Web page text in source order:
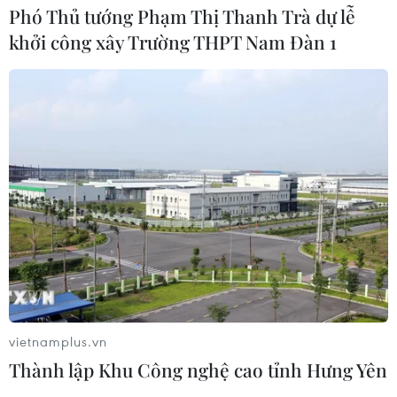
Liên hợp quốc: Xung đột Ukraine trải
qua tháng đẫm máu nhất
Đức điều tra vụ UAV gắn thuốc nổ
xuất hiện tại sân bay
05/08/2026 23:43
Bất ổn địa chính trị kìm hãm tăng
trưởng Eurozone
05/08/2026 22:59
Phó Thủ tướng Phạm Thị Thanh Trà dự lễ
khởi công xây Trường THPT Nam Đàn 1
vietnamplus.vn
Thành lập Khu Công nghệ cao tỉnh Hưng Yên